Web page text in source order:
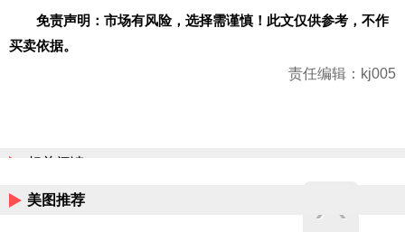
免责声明：市场有风险，选择需谨慎！此文仅供参考，不作
买卖依据。
责任编辑：kj005
相关阅读
美图推荐